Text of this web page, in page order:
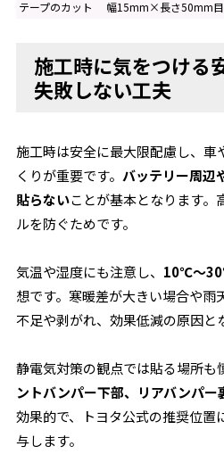
テープのカット
幅15mm×長さ50mm目
施工時に気をつける
失敗しない工夫
施工時は安全に最大限配慮し、車
くりが重要です。 バッテリー周辺
貼らないことが基本となります。
ルを防ぐためです。
気温や湿度にも注意し、 10℃～
想です。寒暖差が大きい場合や雨
不足や剥がれ、効果低減の原因と
静電気対策の観点では貼る場所も
ントバンパー下部、リアバンパ
効果的で、トヨタ公式の推奨位置
与します。